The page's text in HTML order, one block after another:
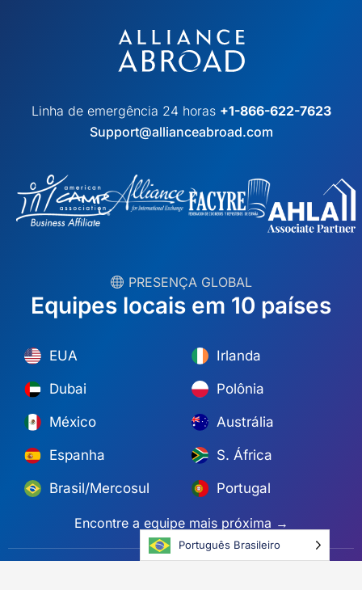
Linha de emergência 24 horas +1-866-622-7623
Support@allianceabroad.com
︎ PRESENÇA GLOBAL
Equipes locais em 10 países
EUA
Dubai
México
Espanha
Brasil/Mercosul
Irlanda
Polônia
Austrália
S. África
Portugal
Encontre a equipe mais próxima →
Português Brasileiro